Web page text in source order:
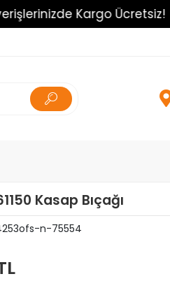
Kargo Ücretsiz!
Kasap Bıçağı
n-75554